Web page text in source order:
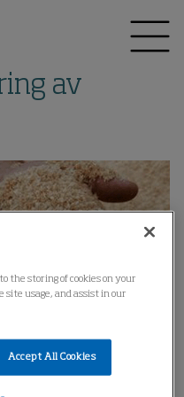
av
the storing of cookies on your
usage, and assist in our
Accept All Cookies